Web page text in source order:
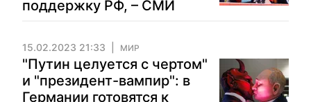
поддержку РФ, – СМИ
15.02.2023 21:33 МИР
"Путин целуется с чертом"
и "президент-вампир": в
Германии готовятся к